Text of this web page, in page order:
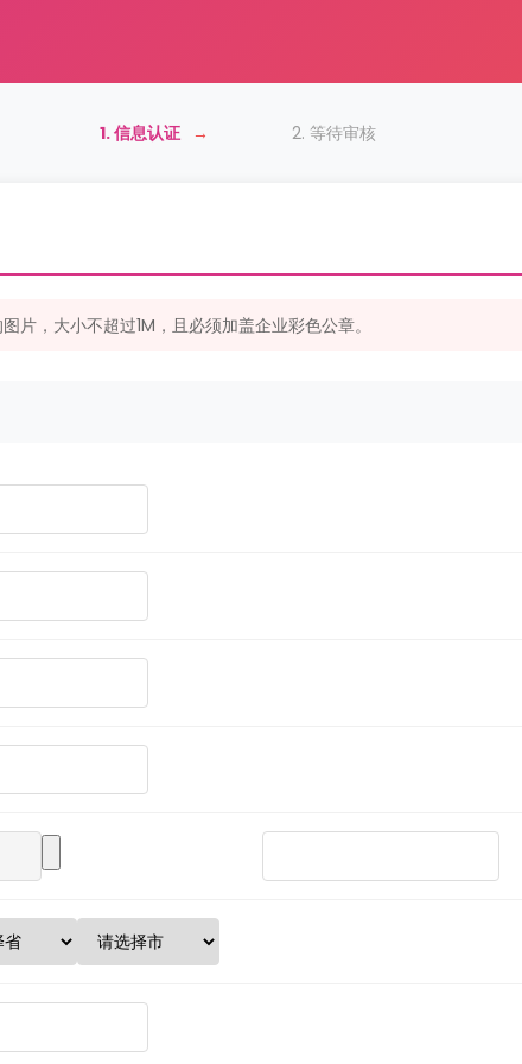
1. 信息认证 → 2. 等待审核
片，大小不超过1M，且必须加盖企业彩色公章。